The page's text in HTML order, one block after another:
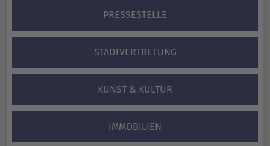
PRESSESTELLE
STADTVERTRETUNG
KUNST & KULTUR
IMMOBILIEN